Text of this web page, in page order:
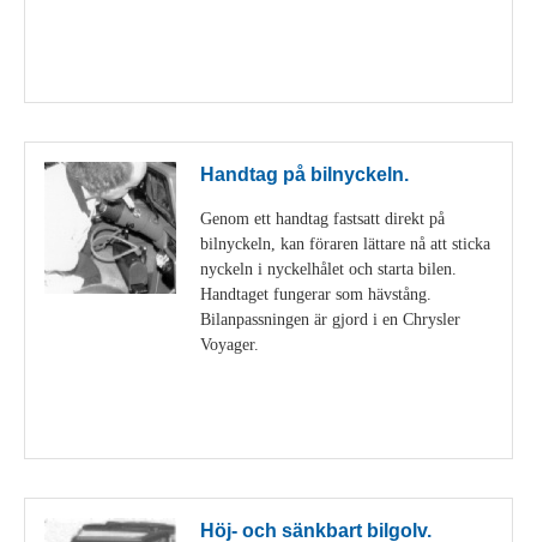
Handtag på bilnyckeln.
Genom ett handtag fastsatt direkt på
bilnyckeln, kan föraren lättare nå att sticka
nyckeln i nyckelhålet och starta bilen.
Handtaget fungerar som hävstång.
Bilanpassningen är gjord i en Chrysler
Voyager.
Höj- och sänkbart bilgolv.